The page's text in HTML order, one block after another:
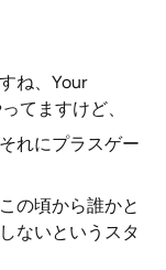
ね、Your
てますけど、
れにプラスゲー
の頃から誰かと
ないというスタ